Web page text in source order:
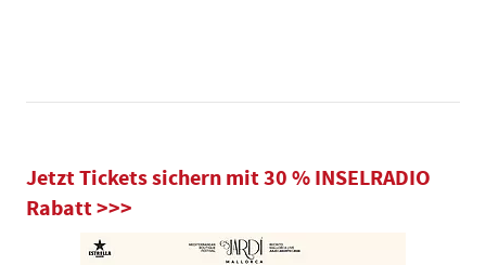
Jetzt Tickets sichern mit 30 % INSELRADIO
Rabatt >>>